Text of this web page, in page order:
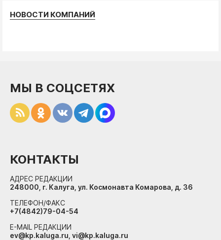
НОВОСТИ КОМПАНИЙ
МЫ В СОЦСЕТЯХ
КОНТАКТЫ
АДРЕС РЕДАКЦИИ
248000, г. Калуга, ул. Космонавта Комарова, д. 36
ТЕЛЕФОН/ФАКС
+7(4842)79-04-54
E-MAIL РЕДАКЦИИ
ev@kp.kaluga.ru, vi@kp.kaluga.ru